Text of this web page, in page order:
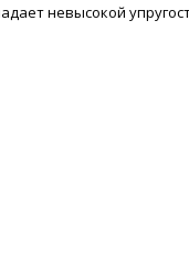
невысокой